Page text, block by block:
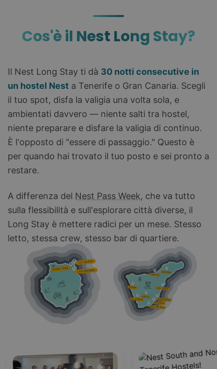
Cos'è il Nest Long Stay?
Il Nest Long Stay ti dà 30 notti consecutive in
un hostel Nest a Tenerife o Gran Canaria. Scegli
il tuo spot, disfa la valigia una volta sola, e
ambientati davvero — niente salti tra hostel,
niente preparare e disfare la valigia di continuo.
È l'opposto di "essere di passaggio." Questo è
per quando hai trovato il tuo posto e sei pronto a
restare.
A differenza del Nest Pass Week, che va tutto
sulla flessibilità e sull'esplorare città diverse, il
Long Stay è mettere radici per un mese. Stesso
letto, stessa crew, stesso bar di quartiere.